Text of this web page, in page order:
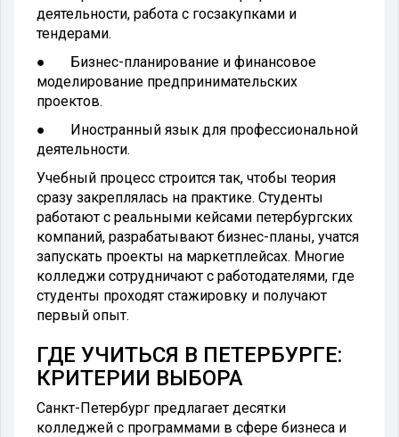
деятельности, работа с госзакупками и
тендерами.
● Бизнес-планирование и финансовое
моделирование предпринимательских
проектов.
● Иностранный язык для профессиональной
деятельности.
Учебный процесс строится так, чтобы теория
сразу закреплялась на практике. Студенты
работают с реальными кейсами петербургских
компаний, разрабатывают бизнес-планы, учатся
запускать проекты на маркетплейсах. Многие
колледжи сотрудничают с работодателями, где
студенты проходят стажировку и получают
первый опыт.
ГДЕ УЧИТЬСЯ В ПЕТЕРБУРГЕ:
КРИТЕРИИ ВЫБОРА
Санкт-Петербург предлагает десятки
колледжей с программами в сфере бизнеса и